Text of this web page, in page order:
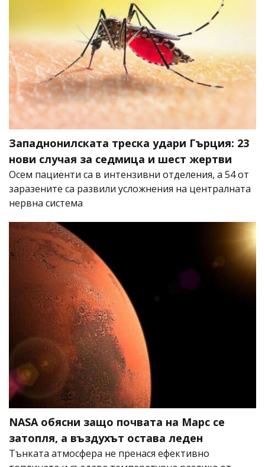
Западнонилската треска удари Гърция: 23
нови случая за седмица и шест жертви
Осем пациенти са в интензивни отделения, а 54 от
заразените са развили усложнения на централната
нервна система
NASA обясни защо почвата на Марс се
затопля, а въздухът остава леден
Тънката атмосфера не пренася ефективно